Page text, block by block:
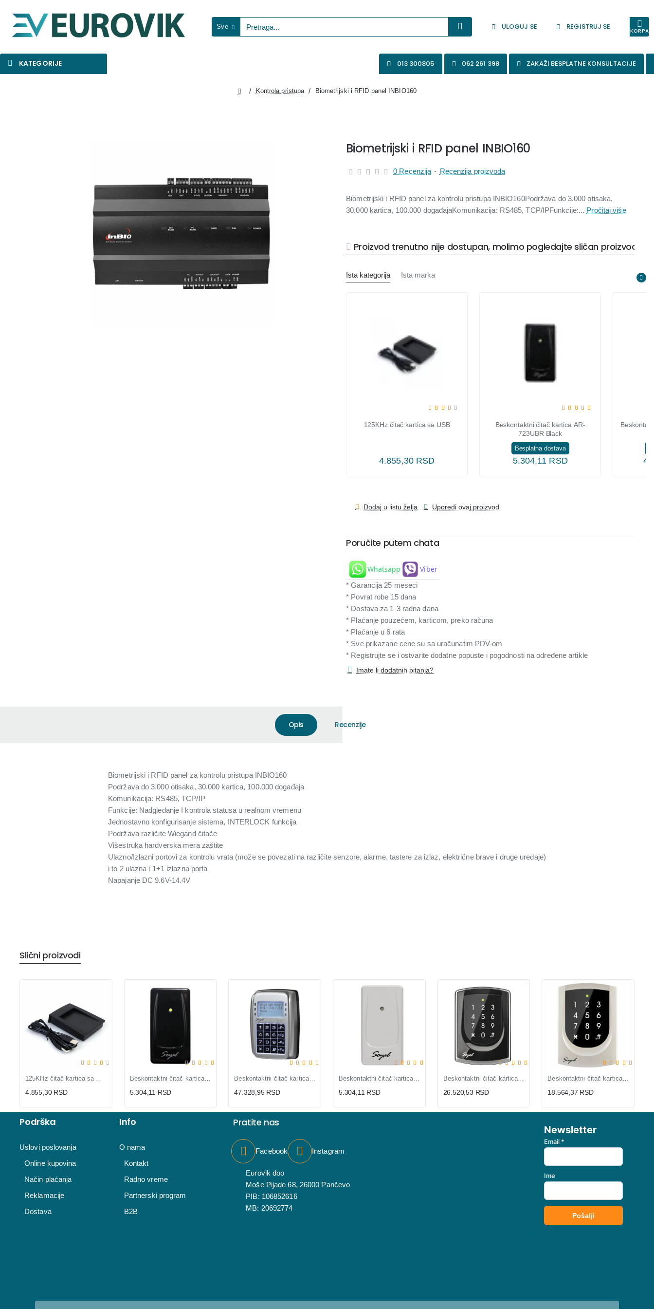
Sve
Pretraga... ULOGUJ SE REGISTRUJ SE KORPA
KATEGORIJE SVE ZA VIDEO NADZOR
013 300805 062 261 398 ZAKAŽI BESPLATNE KONSULTACIJE
Kontrola pristupa Biometrijski i RFID panel INBIO160
Biometrijski i RFID panel INBIO160
Biometrijski i RFID panel za kontrolu pristupa INBIO160Podržava do 3.000 otisaka,
30.000 kartica, 100.000 događajaKomunikacija: RS485, TCP/IPFunkcije:... Pročitaj više
Proizvod trenutno nije dostupan, molimo pogledajte sličan proizvod
Ista kategorija Ista marka
125KHz čitač kartica sa USB
4.855,30 RSD
Beskontaktni čitač kartica AR-
723UBR Black
Besplatna dostava
5.304,11 RSD
0 Recenzija - Recenzija proizvoda
Dodaj u listu želja Uporedi ovaj proizvod
Poručite putem chata
Whatsapp Viber
* Garancija 25 meseci
* Povrat robe 15 dana
* Dostava za 1-3 radna dana
* Plaćanje pouzećem, karticom, preko računa
* Plaćanje u 6 rata
* Sve prikazane cene su sa uračunatim PDV-om
* Registrujte se i ostvarite dodatne popuste i pogodnosti na određene artikle
Imate li dodatnih pitanja?
Opis Recenzije
Biometrijski i RFID panel za kontrolu pristupa INBIO160
Podržava do 3.000 otisaka, 30.000 kartica, 100.000 događaja
Komunikacija: RS485, TCP/IP
Funkcije: Nadgledanje I kontrola statusa u realnom vremenu
Jednostavno konfigurisanje sistema, INTERLOCK funkcija
Podržava različite Wiegand čitače
Višestruka hardverska mera zaštite
Ulazno/Izlazni portovi za kontrolu vrata (može se povezati na različite senzore, alarme, tastere za izlaz, električne brave i druge uređaje)
i to 2 ulazna i 1+1 izlazna porta
Napajanje DC 9.6V-14.4V
Slični proizvodi
125KHz čitač kartica sa USB
4.855,30 RSD
Beskontaktni čitač kartica AR-723UBR Black
5.304,11 RSD
Beskontaktni čitač kartica AR-327H
47.328,95 RSD
Beskontaktni čitač kartica AR-723UBR White
5.304,11 RSD
Beskontaktni čitač kartica AR-725-EM Black
26.520,53 RSD
Beskontaktni čitač kartica AR-725-EP White
18.564,37 RSD
Podrška
Uslovi poslovanja
Online kupovina
Način plaćanja
Reklamacije
Dostava
Info
O nama
Kontakt
Radno vreme
Partnerski program
B2B
Pratite nas
Facebook Instagram
Eurovik doo
Moše Pijade 68, 26000 Pančevo
PIB: 106852616
MB: 20692774